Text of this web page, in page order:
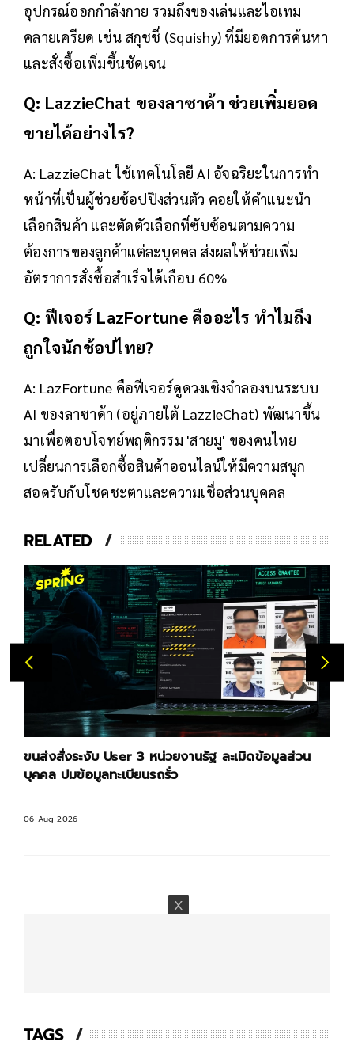
อุปกรณ์ออกกำลังกาย รวมถึงของเล่นและไอเทม
คลายเครียด เช่น สกุชชี่ (Squishy) ที่มียอดการค้นหา
และสั่งซื้อเพิ่มขึ้นชัดเจน
Q: LazzieChat ของลาซาด้า ช่วยเพิ่มยอด
ขายได้อย่างไร?
A: LazzieChat ใช้เทคโนโลยี AI อัจฉริยะในการทำ
หน้าที่เป็นผู้ช่วยช้อปปิงส่วนตัว คอยให้คำแนะนำ
เลือกสินค้า และตัดตัวเลือกที่ซับซ้อนตามความ
ต้องการของลูกค้าแต่ละบุคคล ส่งผลให้ช่วยเพิ่ม
อัตราการสั่งซื้อสำเร็จได้เกือบ 60%
Q: ฟีเจอร์ LazFortune คืออะไร ทำไมถึง
ถูกใจนักช้อปไทย?
A: LazFortune คือฟีเจอร์ดูดวงเชิงจำลองบนระบบ
AI ของลาซาด้า (อยู่ภายใต้ LazzieChat) พัฒนาขึ้น
มาเพื่อตอบโจทย์พฤติกรรม 'สายมู' ของคนไทย
เปลี่ยนการเลือกซื้อสินค้าออนไลน์ให้มีความสนุก
สอดรับกับโชคชะตาและความเชื่อส่วนบุคคล
RELATED
ขนส่งสั่งระงับ User 3 หน่วยงานรัฐ ละเมิดข้อมูลส่วน
บุคคล ปมข้อมูลทะเบียนรถรั่ว
06 Aug 2026
TAGS